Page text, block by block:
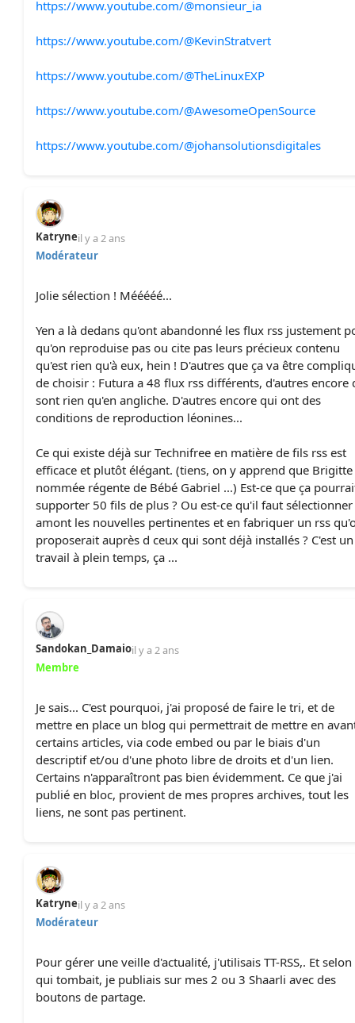
https://www.youtube.com/@monsieur_ia
https://www.youtube.com/@KevinStratvert
https://www.youtube.com/@TheLinuxEXP
https://www.youtube.com/@AwesomeOpenSource
https://www.youtube.com/@johansolutionsdigitales
Katryneil y a 2 ans
Modérateur
Jolie sélection ! Mééééé...
Yen a là dedans qu'ont abandonné les flux rss justement
qu'on reproduise pas ou cite pas leurs précieux contenu
qu'est rien qu'à eux, hein ! D'autres que ça va être
de choisir : Futura a 48 flux rss différents, d'autres encore
sont rien qu'en angliche. D'autres encore qui ont des
conditions de reproduction léonines...
Ce qui existe déjà sur Technifree en matière de fils rss est
efficace et plutôt élégant. (tiens, on y apprend que Brigitte
nommée régente de Bébé Gabriel ...) Est-ce que ça
supporter 50 fils de plus ? Ou est-ce qu'il faut sélectionner
amont les nouvelles pertinentes et en fabriquer un rss
proposerait auprès d ceux qui sont déjà installés ? C'est un
travail à plein temps, ça ...
Sandokan_Damaioil y a 2 ans
Membre
Je sais... C'est pourquoi, j'ai proposé de faire le tri, et de
mettre en place un blog qui permettrait de mettre en
certains articles, via code embed ou par le biais d'un
descriptif et/ou d'une photo libre de droits et d'un lien.
Certains n'apparaîtront pas bien évidemment. Ce que j'ai
publié en bloc, provient de mes propres archives, tout les
liens, ne sont pas pertinent.
Katryneil y a 2 ans
Modérateur
Pour gérer une veille d'actualité, j'utilisais TT-RSS,. Et selon
qui tombait, je publiais sur mes 2 ou 3 Shaarli avec des
boutons de partage.